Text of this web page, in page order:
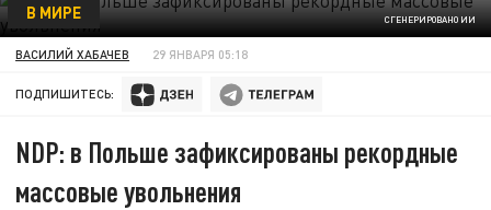
СГЕНЕРИРОВАНО ИИ
В МИРЕ
ВАСИЛИЙ ХАБАЧЕВ 29 ЯНВАРЯ 05:18
ПОДПИШИТЕСЬ:
NDP: в Польше зафиксированы рекордные
массовые увольнения